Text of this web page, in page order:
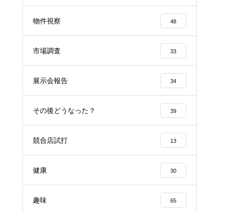
工事中
物件視察 48
市場調査 33
展示会報告 34
その後どうなった？ 39
競合店試打 13
健康 30
趣味 65